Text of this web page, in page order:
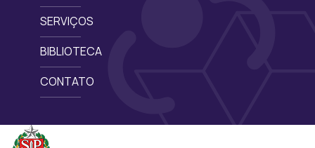
SERVIÇOS
BIBLIOTECA
CONTATO